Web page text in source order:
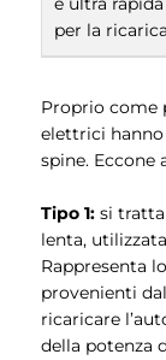
per la
Proprio come
elettrici
spine. Eccone
Tipo 1: si
lenta,
Rappresenta
provenienti
ricaricare
della potenza